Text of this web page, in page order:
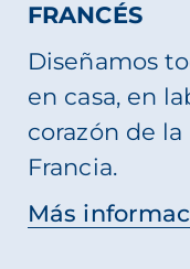
FRANCÉS
Diseñamos
en casa, en
corazón de
Francia.
Más